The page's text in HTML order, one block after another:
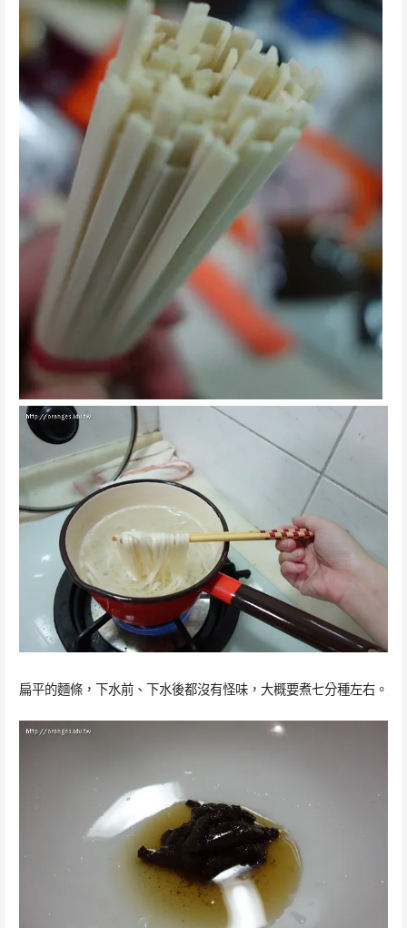
扁平的麵條，下水前、下水後都沒有怪味，大概要煮七分種左右。